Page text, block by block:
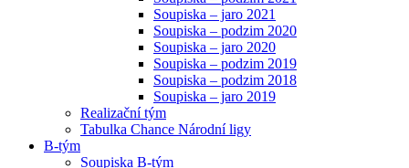
Soupiska – jaro 2021
Soupiska – podzim 2020
Soupiska – jaro 2020
Soupiska – podzim 2019
Soupiska – podzim 2018
Soupiska – jaro 2019
Realizační tým
Tabulka Chance Národní ligy
B-tým
Soupiska B-tým